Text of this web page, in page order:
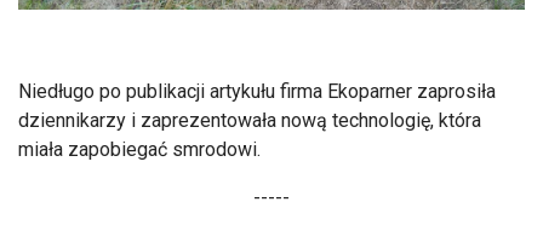
Niedługo po publikacji artykułu firma Ekoparner zaprosiła
dziennikarzy i zaprezentowała nową technologię, która
miała zapobiegać smrodowi.
-----